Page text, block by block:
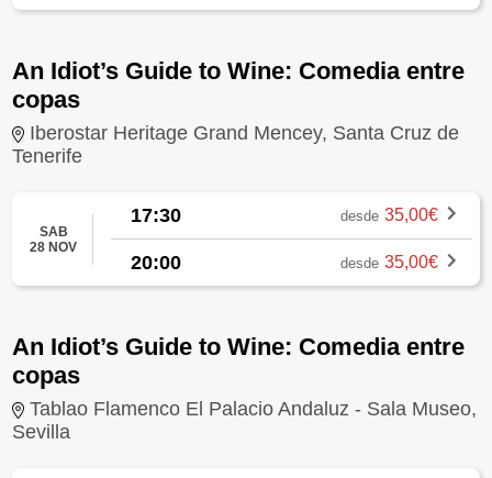
An Idiot’s Guide to Wine: Comedia entre
copas
Iberostar Heritage Grand Mencey, Santa Cruz de
Tenerife
SAB
28 NOV
17:30 desde 35,00€
20:00 desde 35,00€
An Idiot’s Guide to Wine: Comedia entre
copas
Tablao Flamenco El Palacio Andaluz - Sala Museo,
Sevilla